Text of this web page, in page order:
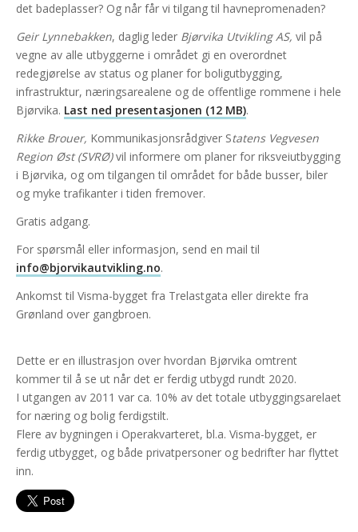
det badeplasser? Og når får vi tilgang til havnepromenaden?
Geir Lynnebakken, daglig leder Bjørvika Utvikling AS, vil på
vegne av alle utbyggerne i området gi en overordnet
redegjørelse av status og planer for boligutbygging,
infrastruktur, næringsarealene og de offentlige rommene i hele
Bjørvika. Last ned presentasjonen (12 MB).
Rikke Brouer, Kommunikasjonsrådgiver Statens Vegvesen
Region Øst (SVRØ)vil informere om planer for riksveiutbygging
i Bjørvika, og om tilgangen til området for både busser, biler
og myke trafikanter i tiden fremover.
Gratis adgang.
For spørsmål eller informasjon, send en mail til
info@bjorvikautvikling.no.
Ankomst til Visma-bygget fra Trelastgata eller direkte fra
Grønland over gangbroen.
Dette er en illustrasjon over hvordan Bjørvika omtrent
kommer til å se ut når det er ferdig utbygd rundt 2020.
I utgangen av 2011 var ca. 10% av det totale utbyggingsarelaet
for næring og bolig ferdigstilt.
Flere av bygningen i Operakvarteret, bl.a. Visma-bygget, er
ferdig utbygget, og både privatpersoner og bedrifter har flyttet
inn.